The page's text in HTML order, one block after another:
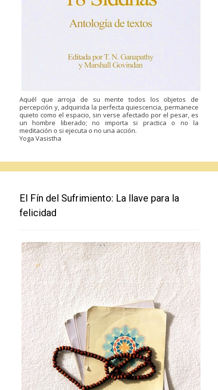
Aquél que arroja de su mente todos los objetos de
percepción y, adquirida la perfecta quiescencia, permanece
quieto como el espacio, sin verse afectado por el pesar, es
un hombre liberado; no importa si practica o no la
meditación o si ejecuta o no una acción.
Yoga Vasistha
El Fín del Sufrimiento: La llave para la
felicidad